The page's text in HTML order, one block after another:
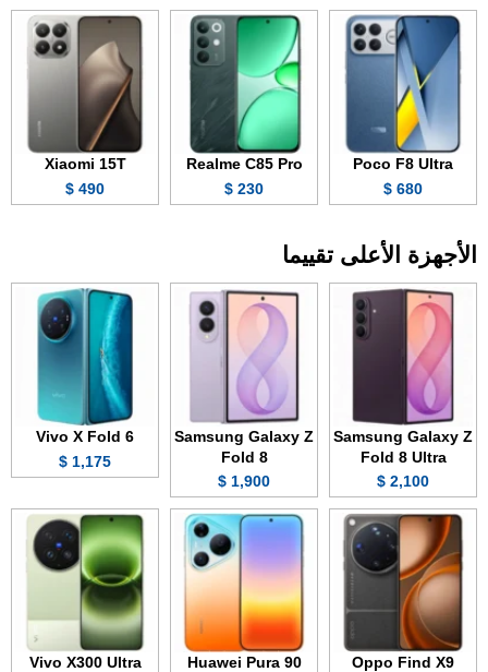
Poco F8 Ultra
680 $
Realme C85 Pro
230 $
Xiaomi 15T
490 $
الأجهزة الأعلى تقييما
Samsung Galaxy Z
Fold 8 Ultra
2,100 $
Samsung Galaxy Z
Fold 8
1,900 $
Vivo X Fold 6
1,175 $
Oppo Find X9
Huawei Pura 90
Vivo X300 Ultra